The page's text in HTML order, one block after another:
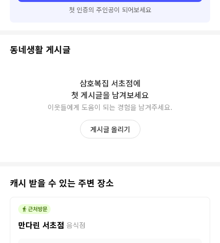
첫 인증의 주인공이 되어보세요
동네생활 게시글
삼호복집 서초점에
첫 게시글을 남겨보세요
이웃들에게 도움이 되는 경험을 남겨주세요.
게시글 올리기
캐시 받을 수 있는 주변 장소
만다린 서초점 음식점